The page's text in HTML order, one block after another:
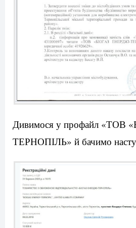
Дивимося у профайл «ТОВ
ТЕРНОПІЛЬ» й бачимо